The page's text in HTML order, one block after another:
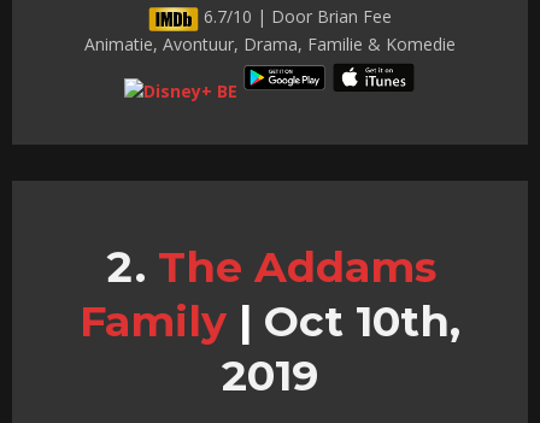
6.7/10 | Door Brian Fee
Animatie, Avontuur, Drama, Familie & Komedie
The Addams
Family | Oct 10th,
2019